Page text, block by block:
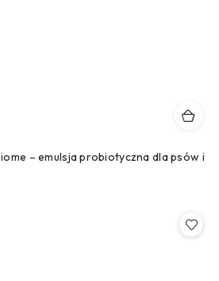
– emulsja probiotyczna dla psów i